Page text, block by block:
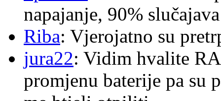
napajanje, 90%
Riba: Vjerojatno su
jura22: Vidim hvalite
promjenu baterije pa su